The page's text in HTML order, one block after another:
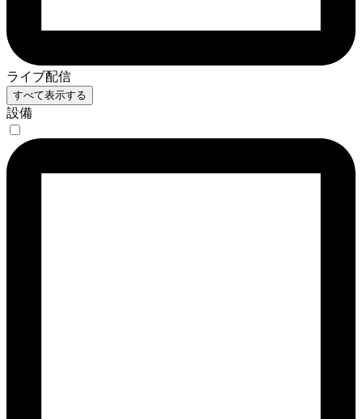
ライブ配信
すべて表示する
設備